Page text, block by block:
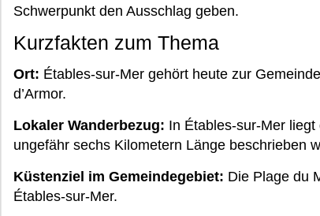
Schwerpunkt den Ausschlag geben.
Kurzfakten zum Thema
Ort: Étables-sur-Mer gehört heute zur
d’Armor.
Lokaler Wanderbezug: In Étables-sur-Mer
ungefähr sechs Kilometern Länge beschrieben
Küstenziel im Gemeindegebiet: Die Plage du
Étables-sur-Mer.